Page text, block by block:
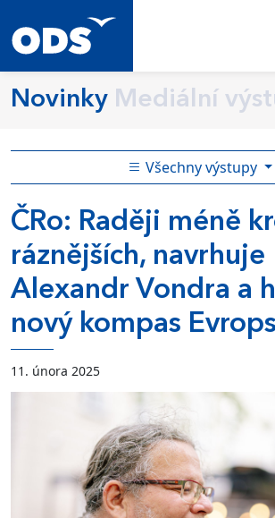
Novinky Mediální
Všechny výstupy
ČRo: Raději méně
ráznějších, navrhuje
Alexandr Vondra a
nový kompas
11. února 2025